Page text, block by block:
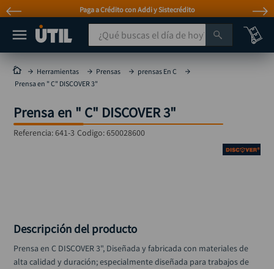
Paga a Crédito con Addi y Sistecrédito
¿Qué buscas el día de hoy?
Herramientas Prensas
prensas En C
Prensa en " C" DISCOVER 3"
Prensa en " C" DISCOVER 3"
Referencia:641-3 Codigo:650028600
Descripción del producto
Prensa en C DISCOVER 3", Diseñada y fabricada con materiales de
alta calidad y duración; especialmente diseñada para trabajos de
MÁS BUSCADOS
taladro
taladros pulidoras
compresor
hidrolavadora
rueda